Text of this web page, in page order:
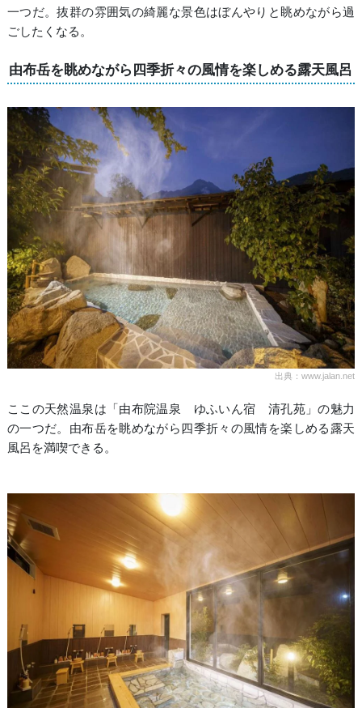
一つだ。抜群の雰囲気の綺麗な景色はぼんやりと眺めながら過
ごしたくなる。
由布岳を眺めながら四季折々の風情を楽しめる露天風呂
出典：www.jalan.net
ここの天然温泉は「由布院温泉 ゆふいん宿 清孔苑」の魅力
の一つだ。由布岳を眺めながら四季折々の風情を楽しめる露天
風呂を満喫できる。